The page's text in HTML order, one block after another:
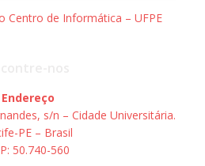
Centro de Informática – UFPE
Endereço
s/n – Cidade Universitária.
PE – Brasil
50.740-560